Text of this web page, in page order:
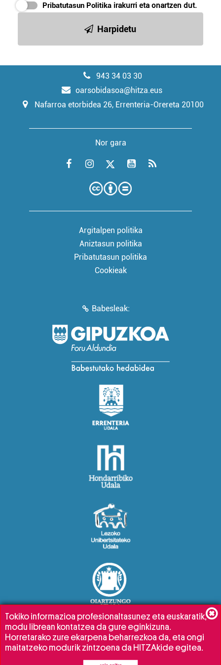
Pribatutasun Politika irakurri eta onartzen dut.
Harpidetu
943 34 03 30
oarsobidasoa@hitza.eus
Nafarroa etorbidea 26, Errenteria-Orereta 20100
Nor gara
Argitalpen politika
Aniztasun politika
Pribatutasun politika
Cookieak
Babesleak:
Tokiko informazioa profesionaltasunez eta euskaratik,
modu librean kontatzea da gure eginkizuna.
Horretarako zure ekarpena beharrezkoa da, eta ongi
maitatzeko modurik zintzoena da HITZAkide egitea.